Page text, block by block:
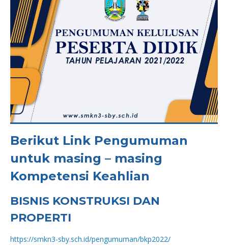
Berikut Link Pengumuman
untuk masing – masing
Kompetensi Keahlian
BISNIS KONSTRUKSI DAN
PROPERTI
https://smkn3-sby.sch.id/pengumuman/bkp2022/